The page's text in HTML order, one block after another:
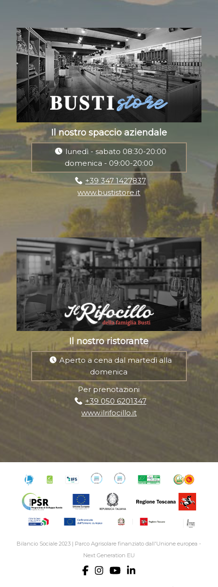
Il nostro spaccio aziendale
lunedì - sabato 08:30-20:00
domenica - 09:00-20:00
+39 347 1427837
www.bustistore.it
Il nostro ristorante
Aperto a cena dal martedì alla
domenica
Per prenotazioni
+39 050 6201347
www.ilrifocillo.it
Bilancio Sociale 2023 | Parco Agrisolare finanziato dall'Unione europea -
Next Generation EU